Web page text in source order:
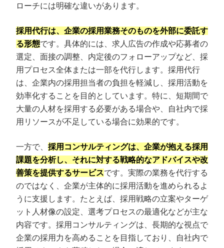
プロに無料相談をする 会社概要資料をダウ
StockSun株式会社 〒160-0023 東京都新宿区西新宿3丁目8番3号 新都心
サイトマップ プライバシーポリシー
ローチには明確な違いがあります。
採用代行は、企業の採用業務そのものを外部に委託す
る形態です。具体的には、求人広告の作成や応募者の
選定、面接の調整、内定後のフォローアップなど、採
用プロセス全体または一部を代行します。採用代行
は、企業内の採用担当者の負担を軽減し、採用活動を
効率化することを目的としています。特に、短期間で
大量の人材を採用する必要がある場合や、自社内で採
用リソースが不足している場合に効果的です。
一方で、 採用コンサルティングは、企業が抱える採用
課題を分析し、それに対する戦略的なアドバイスや改
善策を提供するサービスです。実際の業務を代行する
のではなく、企業が主体的に採用活動を進められるよ
うに支援します。たとえば、採用戦略の立案やターゲ
ット人材像の設定、選考プロセスの最適化などが主な
内容です。採用コンサルティングは、長期的な視点で
企業の採用力を高めることを目指しており、自社内で